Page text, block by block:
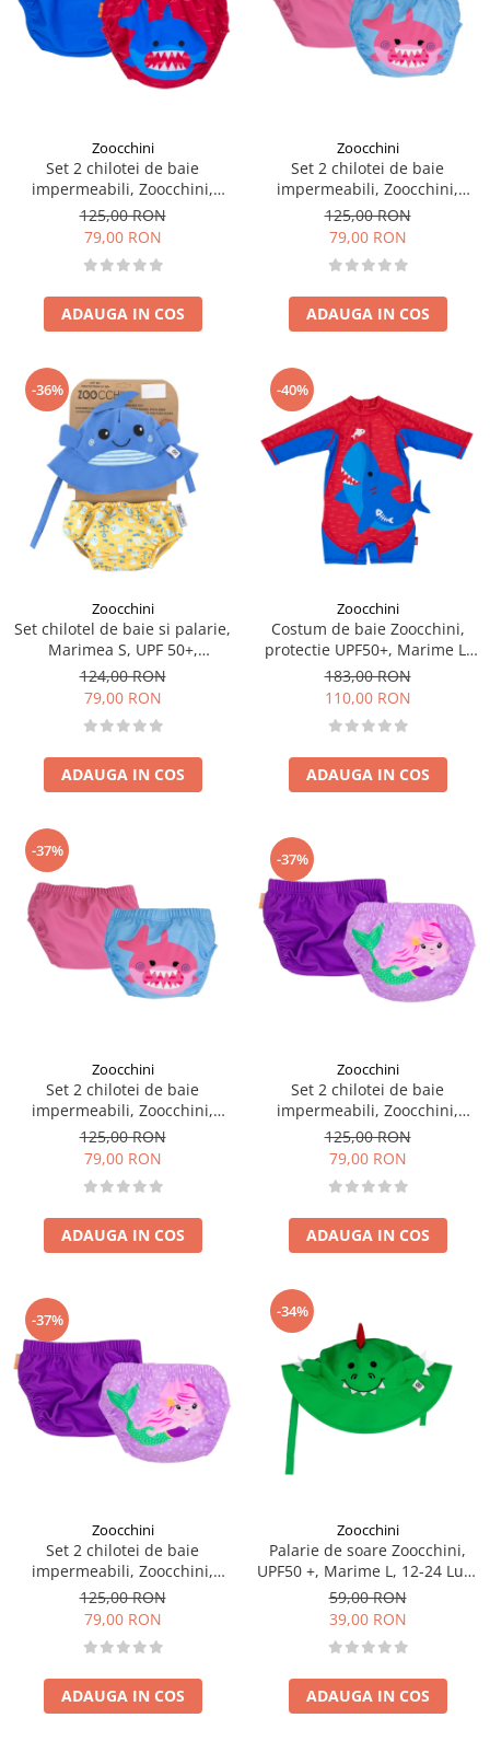
Zoocchini
Set 2 chilotei de baie
impermeabili, Zoocchini,
protectie UPF50+, marime M,
12-24 Luni â€“ Shark
125,00 RON
79,00 RON
ADAUGA IN COS
Zoocchini
Set 2 chilotei de baie
impermeabili, Zoocchini,
protectie UPF50+, marime M,
12-24 Luni â€“ Pink Shark
125,00 RON
79,00 RON
ADAUGA IN COS
-36%
Zoocchini
Set chilotel de baie si palarie,
Marimea S, UPF 50+,
Zoocchini, Whale
124,00 RON
79,00 RON
ADAUGA IN COS
-40%
Zoocchini
Costum de baie Zoocchini,
protectie UPF50+, Marime L,
24-36 luni - Shark
183,00 RON
110,00 RON
ADAUGA IN COS
-37%
Zoocchini
Set 2 chilotei de baie
impermeabili, Zoocchini,
protectie UPF50+, marime L,
24-36 Luni â€“ Pink Shark
125,00 RON
79,00 RON
ADAUGA IN COS
-37%
Zoocchini
Set 2 chilotei de baie
impermeabili, Zoocchini,
protectie UPF50+, marime M,
12-24 Luni â€“ Sirena
125,00 RON
79,00 RON
ADAUGA IN COS
-37%
Zoocchini
Set 2 chilotei de baie
impermeabili, Zoocchini,
protectie UPF50+, marime L,
24-36 Luni â€“ Sirena
125,00 RON
79,00 RON
ADAUGA IN COS
-34%
Zoocchini
Palarie de soare Zoocchini,
UPF50 +, Marime L, 12-24 Luni
- Dino
59,00 RON
39,00 RON
ADAUGA IN COS